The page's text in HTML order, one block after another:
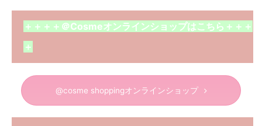
＋＋＋＋＠Cosmeオンラインショップはこちら＋＋＋
＋
@cosme shoppingオンラインショップ